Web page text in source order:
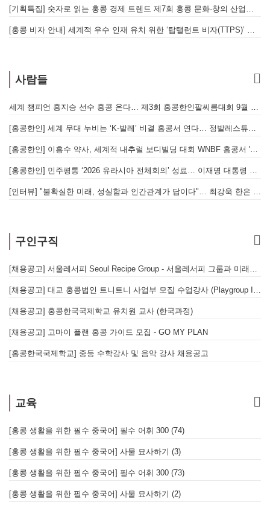
[기획특집] 숫자로 읽는 홍콩 경제 트렌드 제7회 홍콩 문화·창의 산업의 구조와 분야별 동향
[홍콩 비자 안내] 세계적 우수 인재 유치 위한 ‘탑탤런트 비자(TTPS)’ 주요 요건
사람들
세계 챔피언 홍지승 선수 홍콩 온다… 제3회 홍콩한인팔씨름대회 9월 12일 개최
[홍콩한인] 세계 무대 누비는 ‘K-발레’ 비결 홍콩서 연다… 정발레스튜디오 개원
[홍콩한인] 이흥수 약사, 세계적 내추럴 보디빌딩 대회 WNBF 홍콩서 '마스터 부문 1위' 기염
[홍콩한인] 민주평통 ‘2026 유라시아 전체회의’ 성료… 이재명 대통령 참석으로 의미 더해
[인터뷰] "불확실한 미래, 성실함과 인간관계가 답이다"… 최강욱 한은 부소장이 청소년들에게 전하는 응원
구인구직
[채용공고] 서울레서피 Seoul Recipe Group - 서울레서피 그룹과 미래를 함께할 유능한 인재를 모십니다
[채용공고] 대교 홍콩법인 트니트니 사업부 모집 수업강사 (Playgroup Instructor)
[채용공고] 홍콩한국국제학교 유치원 교사 (한국과정)
[채용공고] 고마이 플랜 홍콩 가이드 모집 - GO MY PLAN
[홍콩한국국제학교] 중등 수학강사 및 음악 강사 채용공고
교육
[홍콩 생활을 위한 필수 중국어] 필수 어휘 300 (74)
[홍콩 생활을 위한 필수 중국어] 사물 묘사하기 (3)
[홍콩 생활을 위한 필수 중국어] 필수 어휘 300 (73)
[홍콩 생활을 위한 필수 중국어] 사물 묘사하기 (2)